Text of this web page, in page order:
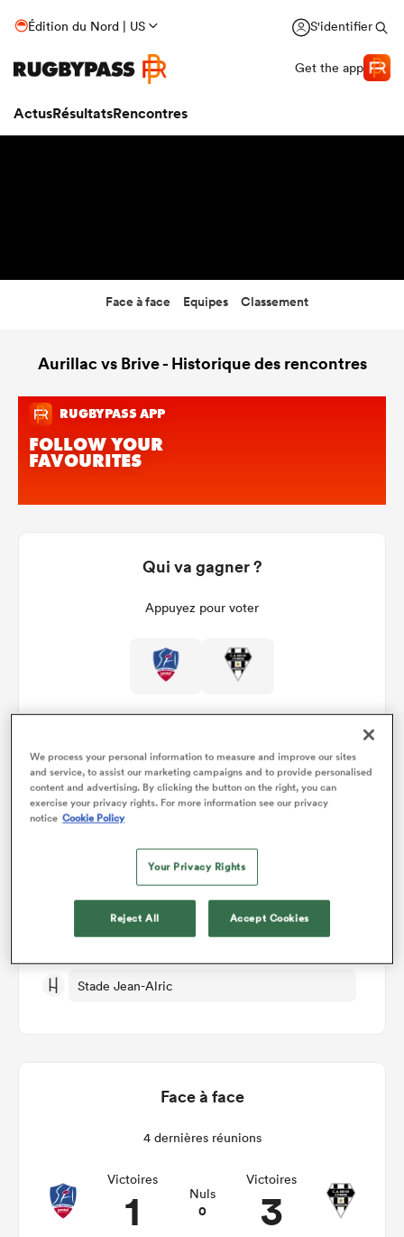
Édition du Nord | US S'identifier
Get the app
ActusRésultatsRencontres
Face à face Equipes Classement
Aurillac vs Brive - Historique des rencontres
Qui va gagner ?
Appuyez pour voter
Détails du match
Aurillac v Brive
Manche 4
Stade Jean-Alric
Face à face
4 dernières réunions
Victoires
1 Nuls
0
Victoires
3
We process your personal information to measure and improve our sites
and service, to assist our marketing campaigns and to provide personalised
content and advertising. By clicking the button on the right, you can
exercise your privacy rights. For more information see our privacy
notice Cookie Policy
Your Privacy Rights
Reject All Accept Cookies